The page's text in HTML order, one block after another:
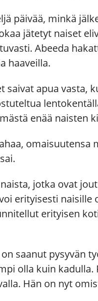
päivää, minkä
jätetyt naiset
Abeeda
haaveilla.
saivat apua vasta,
enää naisten
jotka ovat
erityisesti naisille
erityisen
saanut pysyvän
olla kuin
Hän on nyt